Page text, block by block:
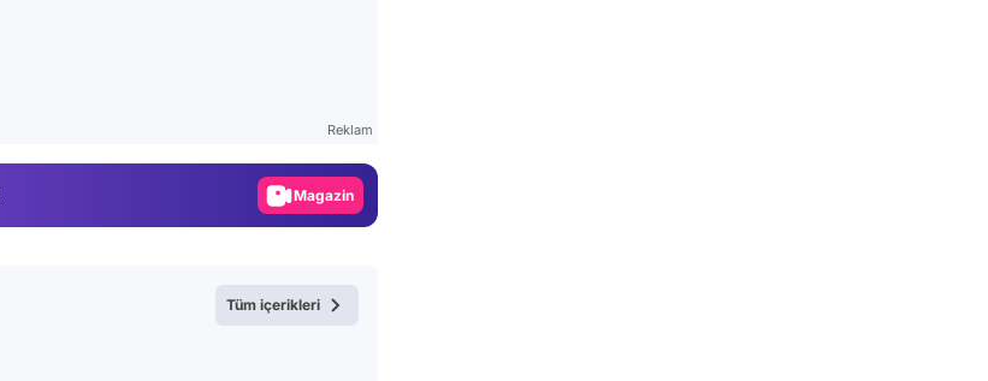
Reklam
Magazin
Tüm içerikleri